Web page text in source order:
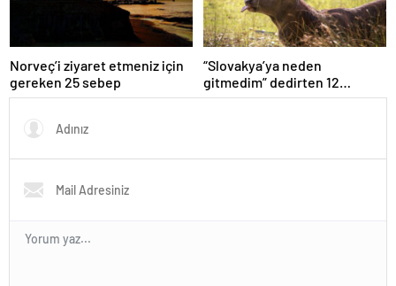
Norveç’i ziyaret etmeniz için
gereken 25 sebep
“Slovakya’ya neden
gitmedim” dedirten 12
fotoğraf